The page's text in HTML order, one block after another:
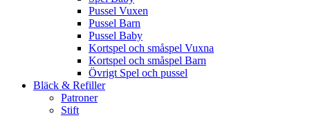
Pussel Vuxen
Pussel Barn
Pussel Baby
Kortspel och småspel Vuxna
Kortspel och småspel Barn
Övrigt Spel och pussel
Bläck & Refiller
Patroner
Stift